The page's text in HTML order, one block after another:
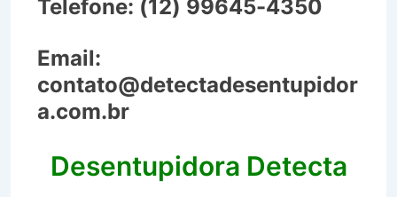
Telefone: (12) 99645-4350
Email:
contato@detectadesentupidor
a.com.br
Desentupidora Detecta